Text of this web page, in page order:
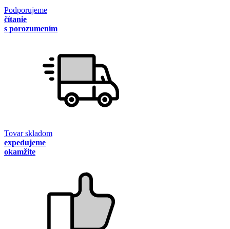
Podporujeme
čítanie
s porozumením
Tovar skladom
expedujeme
okamžite